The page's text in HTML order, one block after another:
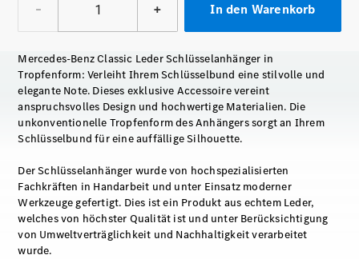
– + In den Warenkorb
Mercedes-Benz Classic Leder Schlüsselanhänger in
Tropfenform: Verleiht Ihrem Schlüsselbund eine stilvolle und
elegante Note. Dieses exklusive Accessoire vereint
anspruchsvolles Design und hochwertige Materialien. Die
unkonventionelle Tropfenform des Anhängers sorgt an Ihrem
Schlüsselbund für eine auffällige Silhouette.
Der Schlüsselanhänger wurde von hochspezialisierten
Fachkräften in Handarbeit und unter Einsatz moderner
Werkzeuge gefertigt. Dies ist ein Produkt aus echtem Leder,
welches von höchster Qualität ist und unter Berücksichtigung
von Umweltverträglichkeit und Nachhaltigkeit verarbeitet
wurde.